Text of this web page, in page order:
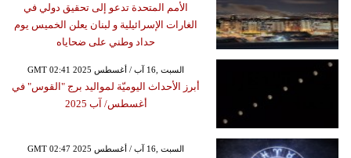
الأمم المتحدة تدعو إلى تحقيق دولي في
الغارات الإسرائيلية و لبنان يعلن الخميس يوم
حداد وطني على ضحاياه
GMT 02:41 2025 السبت ,16 آب / أغسطس
أبرز الأحداث اليوميّة لمواليد برج "القوس" في
أغسطس/ آب 2025
GMT 02:47 2025 السبت ,16 آب / أغسطس